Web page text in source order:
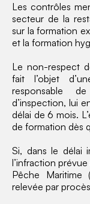
Les contrôles
secteur de la
sur la formation
et la formation
Le non-respect
fait l’objet
responsable
d’inspection, lui
délai de 6 mois.
de formation dès
Si, dans le délai
l’infraction
Pêche Maritime
relevée par